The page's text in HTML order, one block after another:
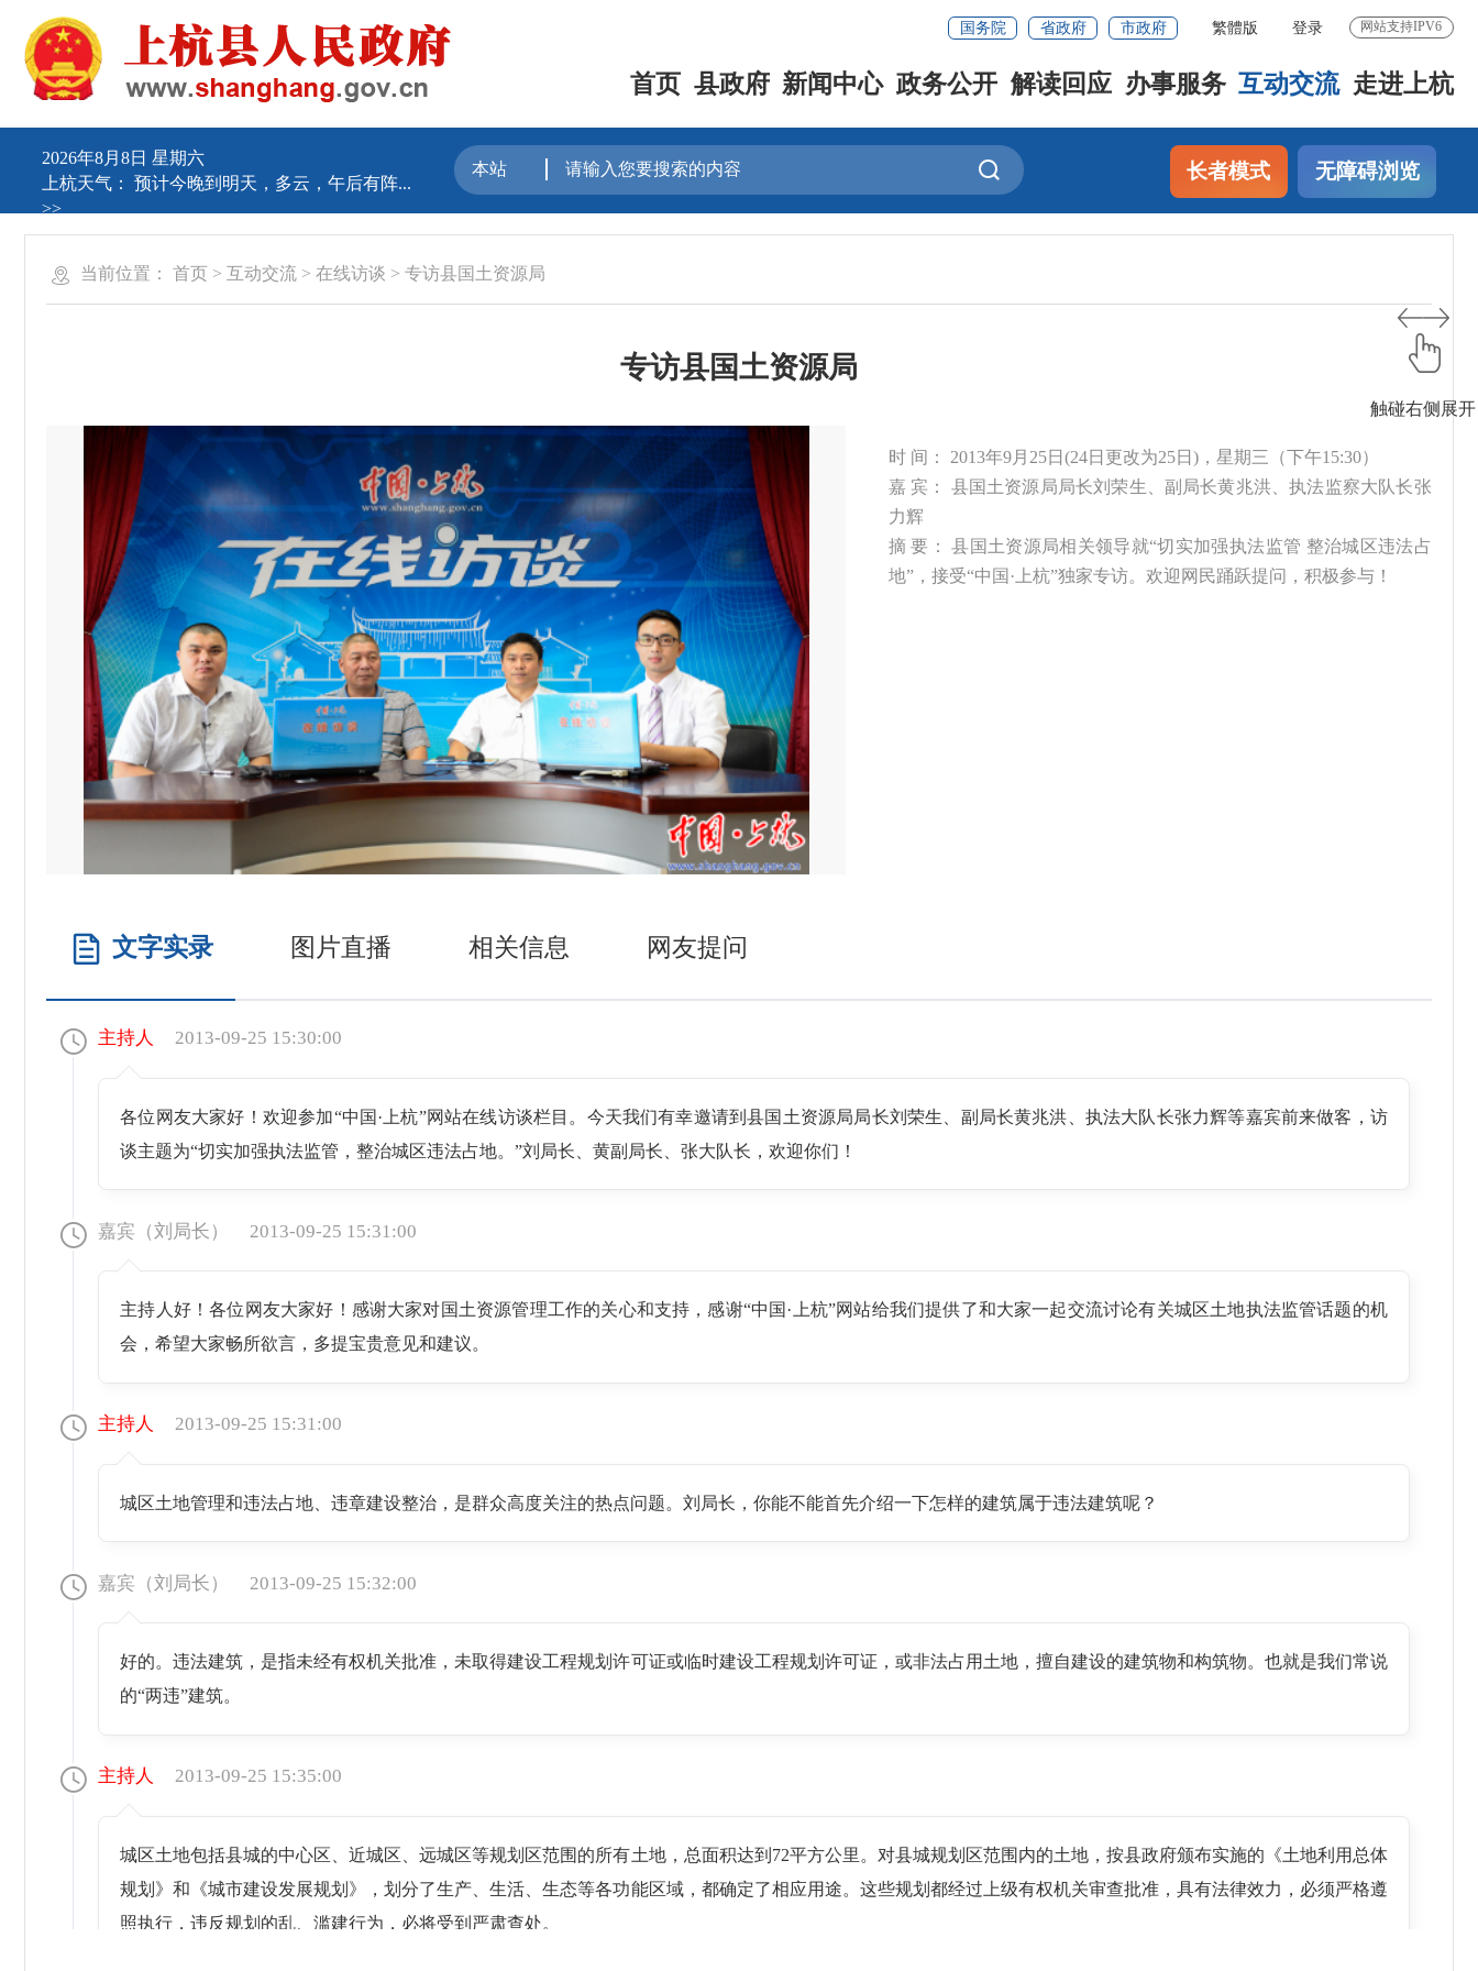
国务院 省政府 市政府 繁體版 登录 网站支持IPV6
首页 县政府 新闻中心 政务公开 解读回应 办事服务 互动交流 走进上杭
2026年8月8日 星期六
上杭天气： 预计今晚到明天，多云，午后有阵...
>>
长者模式 无障碍浏览
当前位置： 首页 > 互动交流 > 在线访谈 > 专访县国土资源局
专访县国土资源局
时 间： 2013年9月25日(24日更改为25日)，星期三（下午15:30）
嘉 宾： 县国土资源局局长刘荣生、副局长黄兆洪、执法监察大队长张
力辉
摘 要： 县国土资源局相关领导就“切实加强执法监管 整治城区违法占
地”，接受“中国·上杭”独家专访。欢迎网民踊跃提问，积极参与！
文字实录 图片直播 相关信息 网友提问
主持人 2013-09-25 15:30:00
各位网友大家好！欢迎参加“中国·上杭”网站在线访谈栏目。今天我们有幸邀请到县国土资源局局长刘荣生、副局长黄兆洪、执法大队长张力辉等嘉宾前来做客，访
谈主题为“切实加强执法监管，整治城区违法占地。”刘局长、黄副局长、张大队长，欢迎你们！
嘉宾（刘局长） 2013-09-25 15:31:00
主持人好！各位网友大家好！感谢大家对国土资源管理工作的关心和支持，感谢“中国·上杭”网站给我们提供了和大家一起交流讨论有关城区土地执法监管话题的机
会，希望大家畅所欲言，多提宝贵意见和建议。
主持人 2013-09-25 15:31:00
城区土地管理和违法占地、违章建设整治，是群众高度关注的热点问题。刘局长，你能不能首先介绍一下怎样的建筑属于违法建筑呢？
嘉宾（刘局长） 2013-09-25 15:32:00
好的。违法建筑，是指未经有权机关批准，未取得建设工程规划许可证或临时建设工程规划许可证，或非法占用土地，擅自建设的建筑物和构筑物。也就是我们常说
的“两违”建筑。
主持人 2013-09-25 15:35:00
城区土地包括县城的中心区、近城区、远城区等规划区范围的所有土地，总面积达到72平方公里。对县城规划区范围内的土地，按县政府颁布实施的《土地利用总体
规划》和《城市建设发展规划》，划分了生产、生活、生态等各功能区域，都确定了相应用途。这些规划都经过上级有权机关审查批准，具有法律效力，必须严格遵
照执行，违反规划的乱、滥建行为，必将受到严肃查处。
触碰右侧展开